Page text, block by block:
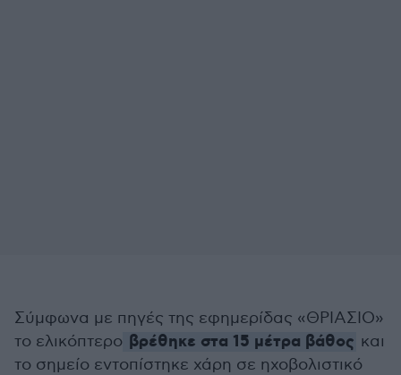
Σύμφωνα με πηγές της εφημερίδας «ΘΡΙΑΣΙΟ»
το ελικόπτερο βρέθηκε στα 15 μέτρα βάθος και
το σημείο εντοπίστηκε χάρη σε ηχοβολιστικό